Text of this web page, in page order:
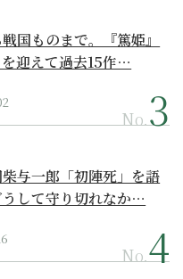
国ものまで。『篤姫』
迎えて過去15作…
No.
与一郎「初陣死」を語
うして守り切れなか…
No.